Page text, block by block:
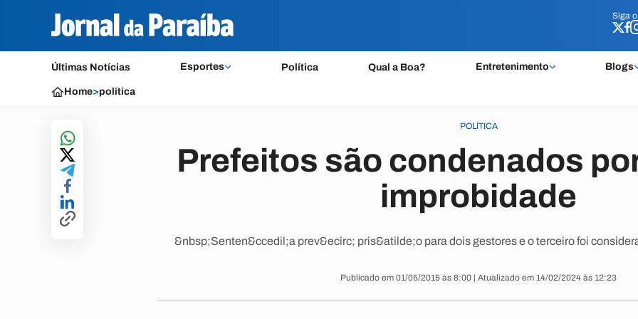
Siga o
Últimas Notícias Esportes Política Qual a Boa? Entretenimento Blogs
Siga o
Home>política
POLÍTICA
Prefeitos são condenados
improbidade
&nbsp;Senten&ccedil;a prev&ecirc; pris&atilde;o para dois gestores e o terceiro foi
Publicado em 01/05/2015 às 8:00 | Atualizado em 14/02/2024 às 12:23